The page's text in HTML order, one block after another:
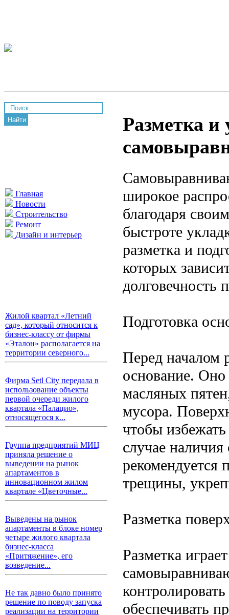
Найти
Главная
Новости
Строительство
Ремонт
Дизайн и интерьер
Жилой квартал «Летний
сад», который относится к
бизнес-классу от фирмы
«Эталон» располагается на
территории северного...
Фирма Setl City передала в
использование объекты
первой очереди жилого
квартала «Палацио»,
относящегося к...
Группа предприятий МИЦ
приняла решение о
выведении на рынок
апартаментов в
инновационном жилом
квартале «Цветочные...
Выведены на рынок
апартаменты в блоке номер
четыре жилого квартала
бизнес-класса
«Притяжение», его
возведение...
Не так давно было принято
решение по поводу запуска
реализации на территории
Разметка и
широкое
благодаря
быстроте
разметка и
которых
долговечность
Подготовка
Перед началом
основание.
масляных
мусора.
чтобы
случае
рекомендуется
трещины,
Разметка
Разметка
обеспечивать